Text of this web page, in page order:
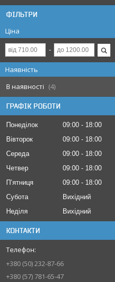
ФІЛЬТРИ
Ціна
Наявність
В наявності
4
ГРАФІК РОБОТИ
Понеділок 09:00
18:00
Вівторок
09:00
18:00
Середа
09:00
18:00
Четвер
09:00
18:00
Пʼятниця
09:00
18:00
Субота
Вихідний
Неділя
Вихідний
КОНТАКТИ
+380 (50) 232-87-66
+380 (57) 781-65-47